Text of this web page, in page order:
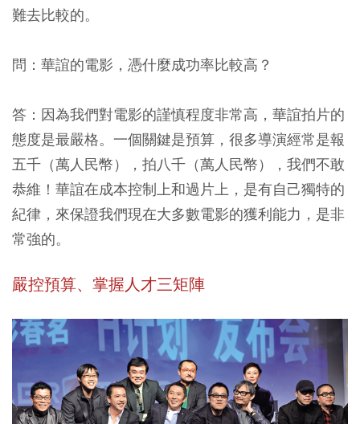
難去比較的。
問：華誼的電影，憑什麼成功率比較高？
答：因為我們對電影的謹慎程度非常高，華誼拍片的
態度是最嚴格。一個關鍵是預算，很多導演經常是報
五千（萬人民幣），拍八千（萬人民幣），我們不敢
恭維！華誼在成本控制上和過片上，是有自己獨特的
紀律，來保證我們現在大多數電影的獲利能力，是非
常強的。
嚴控預算、掌握人才三矩陣